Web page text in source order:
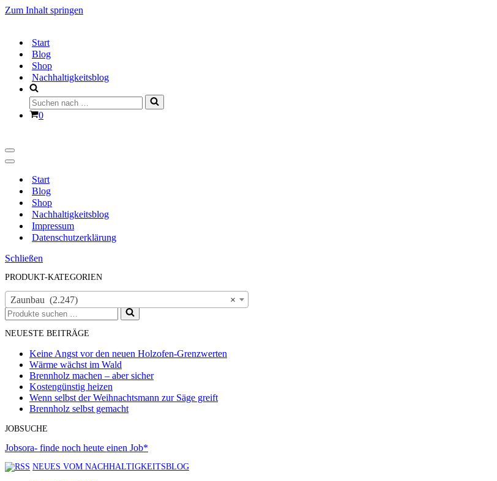
Zum Inhalt springen
Start
Blog
Shop
Nachhaltigkeitsblog
Suchen
nach …
Warenkorb
0
Navigationsmenü
Navigationsmenü
Start
Blog
Shop
Nachhaltigkeitsblog
Impressum
Datenschutzerklärung
Schließen
PRODUKT-KATEGORIEN
×
Zaunbau (2.247)
Suchen
nach …
NEUESTE BEITRÄGE
Keine Angst vor den neuen Holzofen-Grenzwerten
Wärme wächst im Wald
Brennholz machen – aber sicher
Kostengünstig heizen
Wenn selbst der Weihnachtsmann zur Säge greift
Brennholz selbst gemacht
JOBSUCHE
Jobsora- finde noch heute einen Job*
NEUES VOM NACHHALTIGKEITSBLOG